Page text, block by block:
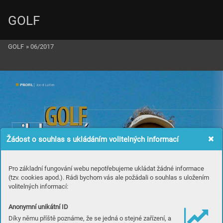
Žádost o souhlas s ukládáním volitelných informací
Pro základní fungování webu nepotřebujeme ukládat žádné informace
(tzv. cookies apod.). Rádi bychom vás ale požádali o souhlas s uložením
volitelných informací:
Anonymní unikátní ID
Díky němu příště poznáme, že se jedná o stejné zařízení, a
PROFIL | Joost Luiten
GOLF
nikdy není
NUDNÝ
GOLF
GOLF » 06/2017